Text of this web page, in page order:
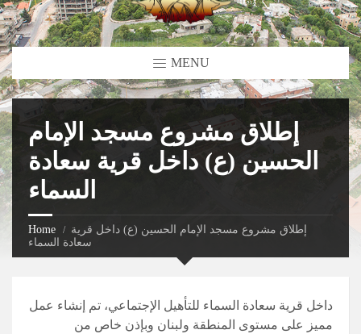
MENU
إطلاق مشروع مسجد الإمام
الحسين (ع) داخل قرية سعادة
السماء
Home
إطلاق مشروع مسجد الإمام الحسين (ع) داخل قرية
سعادة السماء
داخل قرية سعادة السماء للتأهيل الإجتماعي، تم إنشاء عمل
مميز على مستوى المنطقة ولبنان وبإذن خاص من